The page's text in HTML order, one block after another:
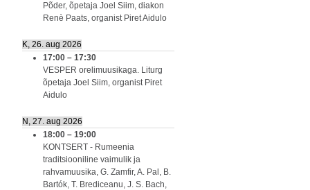
Põder, õpetaja Joel Siim, diakon
Renè Paats, organist Piret Aidulo
K, 26. aug 2026
17:00 – 17:30
VESPER orelimuusikaga. Liturg
õpetaja Joel Siim, organist Piret
Aidulo
N, 27. aug 2026
18:00 – 19:00
KONTSERT - Rumeenia
traditsiooniline vaimulik ja
rahvamuusika, G. Zamfir, A. Pal, B.
Bartók, T. Brediceanu, J. S. Bach,